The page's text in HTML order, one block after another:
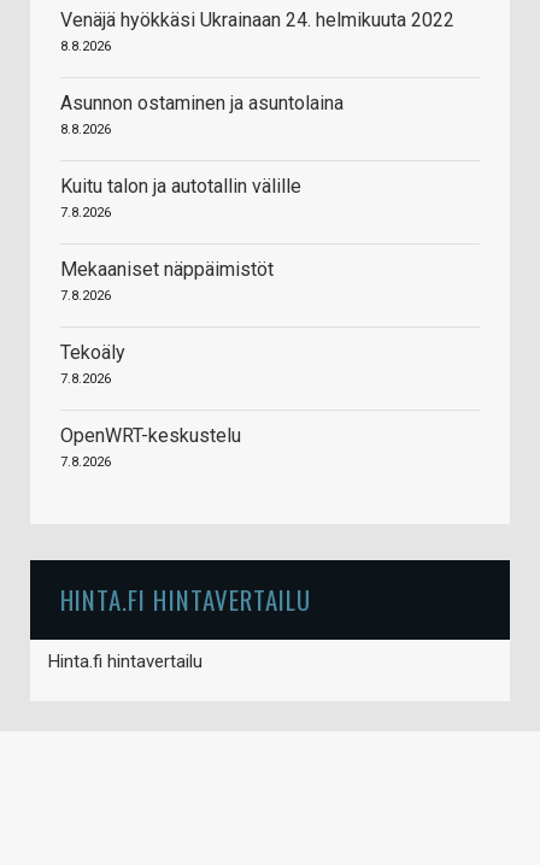
Venäjä hyökkäsi Ukrainaan 24. helmikuuta 2022
8.8.2026
Asunnon ostaminen ja asuntolaina
8.8.2026
Kuitu talon ja autotallin välille
7.8.2026
Mekaaniset näppäimistöt
7.8.2026
Tekoäly
7.8.2026
OpenWRT-keskustelu
7.8.2026
HINTA.FI HINTAVERTAILU
Hinta.fi hintavertailu